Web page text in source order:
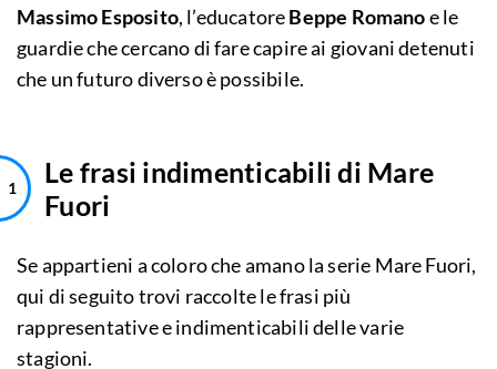
Massimo Esposito, l’educatoreBeppe Romanoe le
guardie che cercano di fare capire ai giovani detenuti
che un futuro diverso è possibile.
Le frasi indimenticabili di Mare
Fuori
Se appartieni a coloro che amano la serie Mare Fuori,
qui di seguito trovi raccolte le frasi più
rappresentative e indimenticabili delle varie
stagioni.